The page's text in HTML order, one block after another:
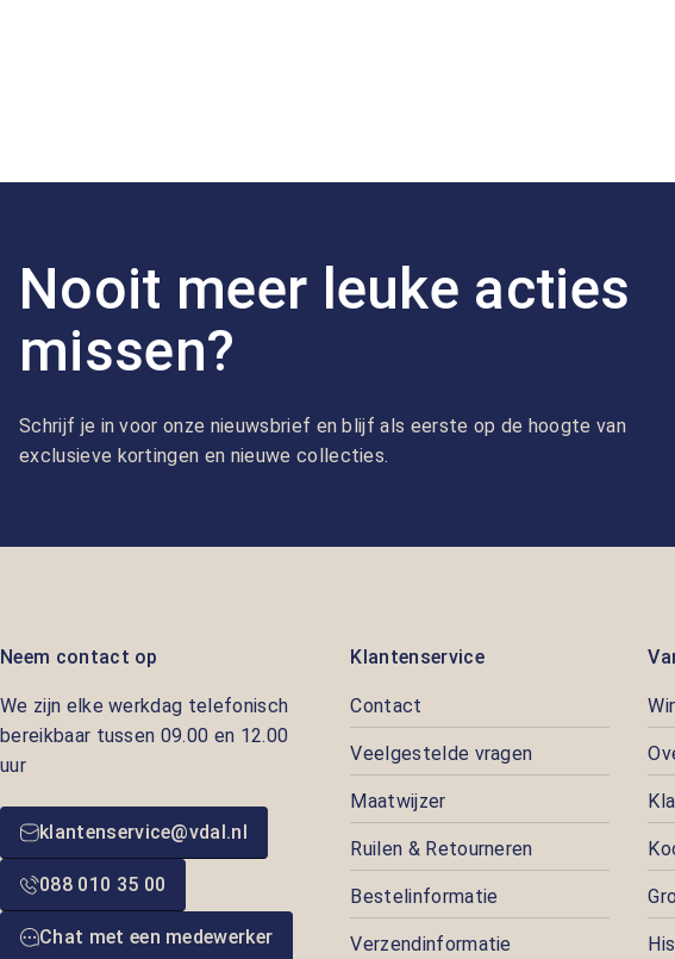
Nooit meer leuke acties
missen?
Schrijf je in voor onze nieuwsbrief en blijf als eerste op de hoogte van
exclusieve kortingen en nieuwe collecties.
Neem contact op
We zijn elke werkdag telefonisch
bereikbaar tussen 09.00 en 12.00
uur
klantenservice@vdal.nl
088 010 35 00
Chat met een medewerker
Klantenservice
Contact
Veelgestelde vragen
Maatwijzer
Ruilen & Retourneren
Bestelinformatie
Verzendinformatie